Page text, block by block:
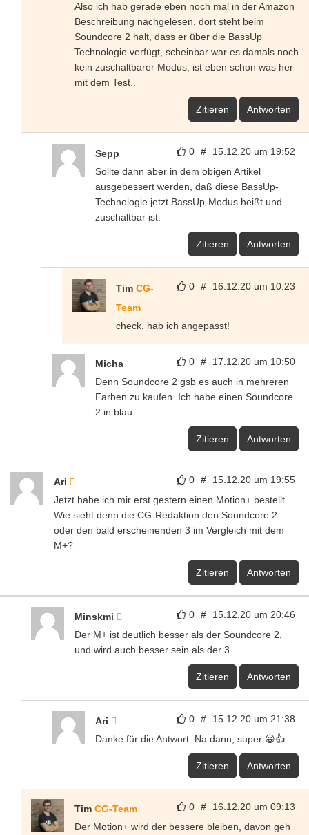
Also ich hab gerade eben noch mal in der Amazon
Beschreibung nachgelesen, dort steht beim
Soundcore 2 halt, dass er über die BassUp
Technologie verfügt, scheinbar war es damals noch
kein zuschaltbarer Modus, ist eben schon was her
mit dem Test..
Zitieren Antworten
0 # 15.12.20 um 19:52
Sepp
Sollte dann aber in dem obigen Artikel
ausgebessert werden, daß diese BassUp-
Technologie jetzt BassUp-Modus heißt und
zuschaltbar ist.
Zitieren Antworten
0 # 16.12.20 um 10:23
Tim CG-
Team
check, hab ich angepasst!
0 # 17.12.20 um 10:50
Micha
Denn Soundcore 2 gsb es auch in mehreren
Farben zu kaufen. Ich habe einen Soundcore
2 in blau.
Zitieren Antworten
0 # 15.12.20 um 19:55
Ari
Jetzt habe ich mir erst gestern einen Motion+ bestellt.
Wie sieht denn die CG-Redaktion den Soundcore 2
oder den bald erscheinenden 3 im Vergleich mit dem
M+?
Zitieren Antworten
0 # 15.12.20 um 20:46
Minskmi
Der M+ ist deutlich besser als der Soundcore 2,
und wird auch besser sein als der 3.
Zitieren Antworten
0 # 15.12.20 um 21:38
Ari
Danke für die Antwort. Na dann, super 😀👍
Zitieren Antworten
0 # 16.12.20 um 09:13
Tim CG-Team
Der Motion+ wird der bessere bleiben, davon geh